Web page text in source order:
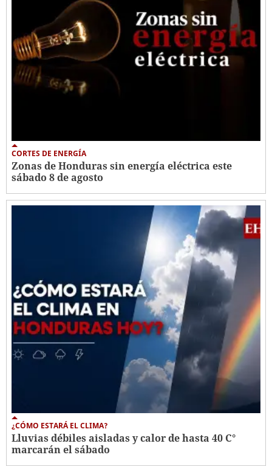
CORTES DE ENERGÍA
Zonas de Honduras sin energía eléctrica este
sábado 8 de agosto
¿CÓMO ESTARÁ EL CLIMA?
Lluvias débiles aisladas y calor de hasta 40 C°
marcarán el sábado